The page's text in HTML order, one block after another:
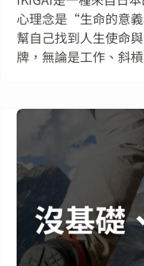
心理念是“生命的意
幫自己找到人生使命
牌，無論是工作、斜